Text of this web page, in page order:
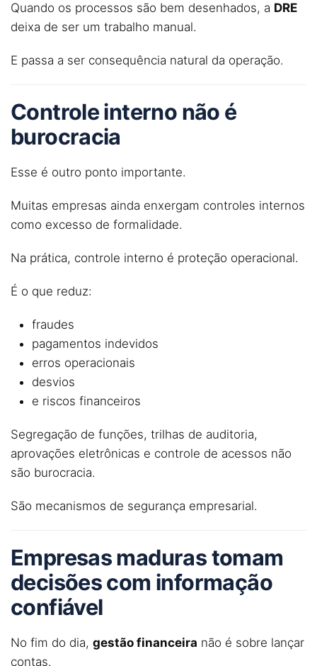
Quando os processos são bem desenhados, a DRE
deixa de ser um trabalho manual.
E passa a ser consequência natural da operação.
Controle interno não é
burocracia
Esse é outro ponto importante.
Muitas empresas ainda enxergam controles internos
como excesso de formalidade.
Na prática, controle interno é proteção operacional.
É o que reduz:
fraudes
pagamentos indevidos
erros operacionais
desvios
e riscos financeiros
Segregação de funções, trilhas de auditoria,
aprovações eletrônicas e controle de acessos não
são burocracia.
São mecanismos de segurança empresarial.
Empresas maduras tomam
decisões com informação
confiável
No fim do dia, gestão financeira não é sobre lançar
contas.